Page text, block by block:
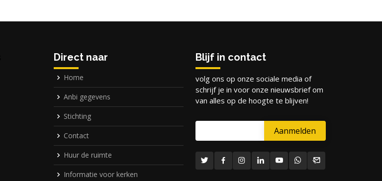
Direct naar
Home
Anbi gegevens
Stichting
Contact
Huur de ruimte
Informatie voor kerken
Blijf in contact
volg ons op onze sociale media of
schrijf je in voor onze nieuwsbrief om
van alles op de hoogte te blijven!